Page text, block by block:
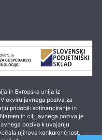
in Evropska unija iz
okviru javnega poziva za
pridobili sofinanciranje in
in cilj javnega poziva je
poziva k uvajanju
njihova konkurenčnost,